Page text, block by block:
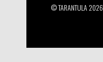
© TARANTULA 2026